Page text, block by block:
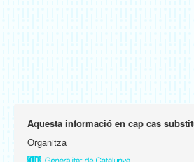
Aquesta informació en cap cas
Organitza